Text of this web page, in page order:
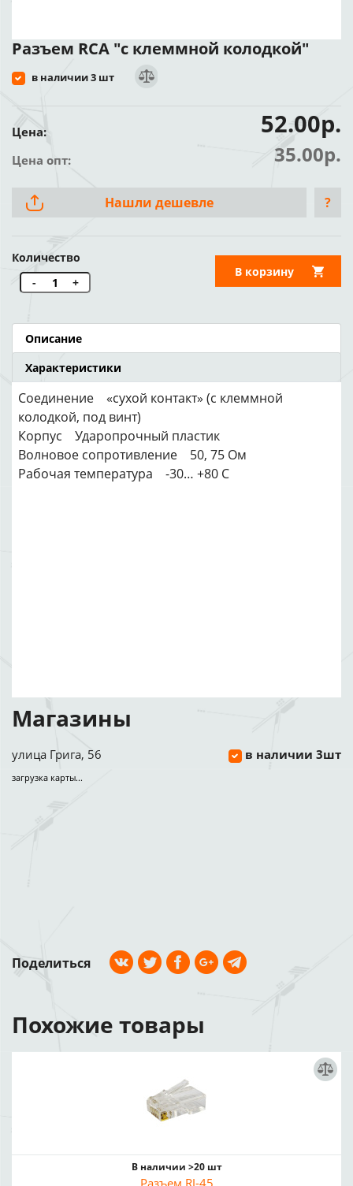
Разъем RCA "с клеммной колодкой"
в наличии 3 шт
Цена: 52.00р.
Цена опт: 35.00р.
Нашли дешевле ?
Количество
-
+
В корзину
Описание
Характеристики
Соединение «сухой контакт» (с клеммной
колодкой, под винт)
Корпус Ударопрочный пластик
Волновое сопротивление 50, 75 Ом
Рабочая температура -30… +80 С
Магазины
улица Грига, 56 в наличии 3шт
загрузка карты...
Поделиться
Похожие товары
В наличии >20 шт
Разъем RJ-45